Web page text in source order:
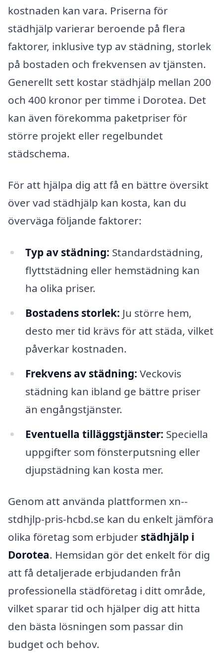
kostnaden kan vara. Priserna för
städhjälp varierar beroende på flera
faktorer, inklusive typ av städning, storlek
på bostaden och frekvensen av tjänsten.
Generellt sett kostar städhjälp mellan 200
och 400 kronor per timme i Dorotea. Det
kan även förekomma paketpriser för
större projekt eller regelbundet
städschema.
För att hjälpa dig att få en bättre översikt
över vad städhjälp kan kosta, kan du
överväga följande faktorer:
Typ av städning: Standardstädning,
flyttstädning eller hemstädning kan
ha olika priser.
Bostadens storlek: Ju större hem,
desto mer tid krävs för att städa, vilket
påverkar kostnaden.
Frekvens av städning: Veckovis
städning kan ibland ge bättre priser
än engångstjänster.
Eventuella tilläggstjänster: Speciella
uppgifter som fönsterputsning eller
djupstädning kan kosta mer.
Genom att använda plattformen xn--
stdhjlp-pris-hcbd.se kan du enkelt jämföra
olika företag som erbjuder städhjälp i
Dorotea. Hemsidan gör det enkelt för dig
att få detaljerade erbjudanden från
professionella städföretag i ditt område,
vilket sparar tid och hjälper dig att hitta
den bästa lösningen som passar din
budget och behov.